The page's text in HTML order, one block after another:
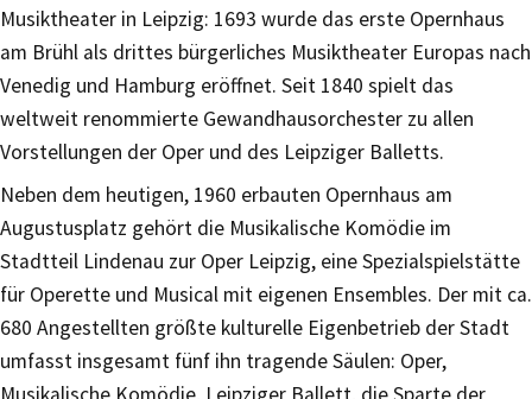
Musiktheater in Leipzig: 1693 wurde das erste Opernhaus
am Brühl als drittes bürgerliches Musiktheater Europas nach
Venedig und Hamburg eröffnet. Seit 1840 spielt das
weltweit renommierte Gewandhausorchester zu allen
Vorstellungen der Oper und des Leipziger Balletts.
Neben dem heutigen, 1960 erbauten Opernhaus am
Augustusplatz gehört die Musikalische Komödie im
Stadtteil Lindenau zur Oper Leipzig, eine Spezialspielstätte
für Operette und Musical mit eigenen Ensembles. Der mit ca.
680 Angestellten größte kulturelle Eigenbetrieb der Stadt
umfasst insgesamt fünf ihn tragende Säulen: Oper,
Musikalische Komödie, Leipziger Ballett, die Sparte der